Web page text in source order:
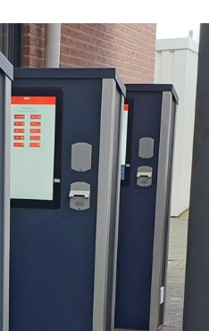
Signalisation numérique
Accessoires pour kiosques